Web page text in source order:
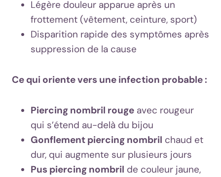
Légère douleur apparue après un
frottement (vêtement, ceinture, sport)
Disparition rapide des symptômes après
suppression de la cause
Ce qui oriente vers une infection probable :
Piercing nombril rouge avec rougeur
qui s’étend au-delà du bijou
Gonflement piercing nombril chaud et
dur, qui augmente sur plusieurs jours
Pus piercing nombril de couleur jaune,